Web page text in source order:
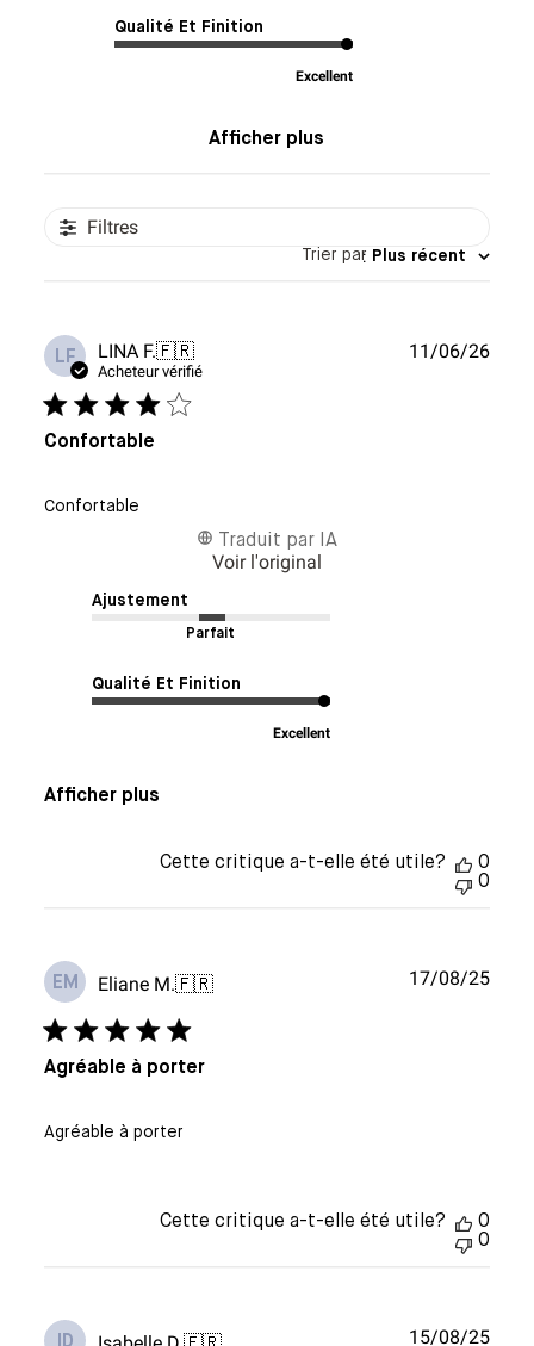
Qualité Et Finition
Excellent
Afficher plus
Filtres
Trier par: Plus récent
LF LINA F.🇫🇷
Acheteur vérifié
Confortable
Confortable
Ajustement
Parfait
Qualité Et Finition
Excellent
Afficher plus
Traduit par IA
Voir l'original
Date
11/06/26
Cette critique a-t-elle été utile?
0
0
EM Eliane M.🇫🇷
Agréable à porter
Agréable à porter
Date
17/08/25
Cette critique a-t-elle été utile?
0
0
Date
15/08/25